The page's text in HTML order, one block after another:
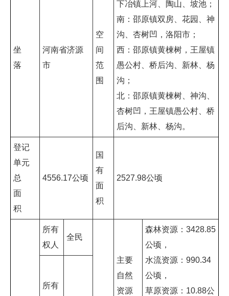
坐
落
河南省济源
市
空
间
范
围
下冶镇上河、陶山、坡池；
南：邵原镇双房、花园、神
沟、杏树凹，洛阳市；
西：邵原镇黄楝树，王屋镇
愚公村、桥后沟、新林、杨
沟；
北：邵原镇黄楝树、神沟、
杏树凹，王屋镇愚公村、桥
后沟、新林、杨沟。
登记
单元
总
面
积
4556.17公顷
国
有
面
积
2527.98公顷
所有
权人
全民
主要
自然
资源
森林资源：3428.85
公顷，
水流资源：990.34
公顷，
草原资源：10.88公
所有